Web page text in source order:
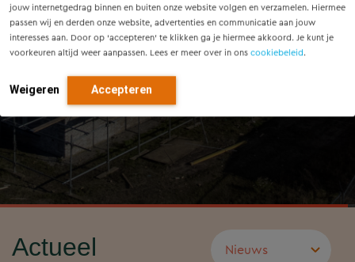
jouw internetgedrag binnen en buiten onze website volgen en verzamelen. Hiermee
passen wij en derden onze website, advertenties en communicatie aan jouw
interesses aan. Door op ‘accepteren’ te klikken ga je hiermee akkoord. Je kunt je
voorkeuren altijd weer aanpassen. Lees er meer over in ons cookiebeleid.
Weigeren Accepteren
Actueel